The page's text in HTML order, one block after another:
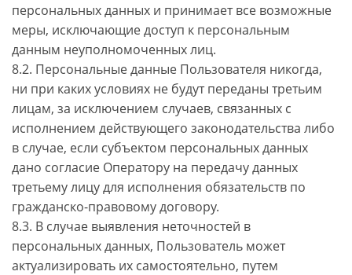
персональных данных и принимает все возможные
меры, исключающие доступ к персональным
данным неуполномоченных лиц.
8.2. Персональные данные Пользователя никогда,
ни при каких условиях не будут переданы третьим
лицам, за исключением случаев, связанных с
исполнением действующего законодательства либо
в случае, если субъектом персональных данных
дано согласие Оператору на передачу данных
третьему лицу для исполнения обязательств по
гражданско-правовому договору.
8.3. В случае выявления неточностей в
персональных данных, Пользователь может
актуализировать их самостоятельно, путем